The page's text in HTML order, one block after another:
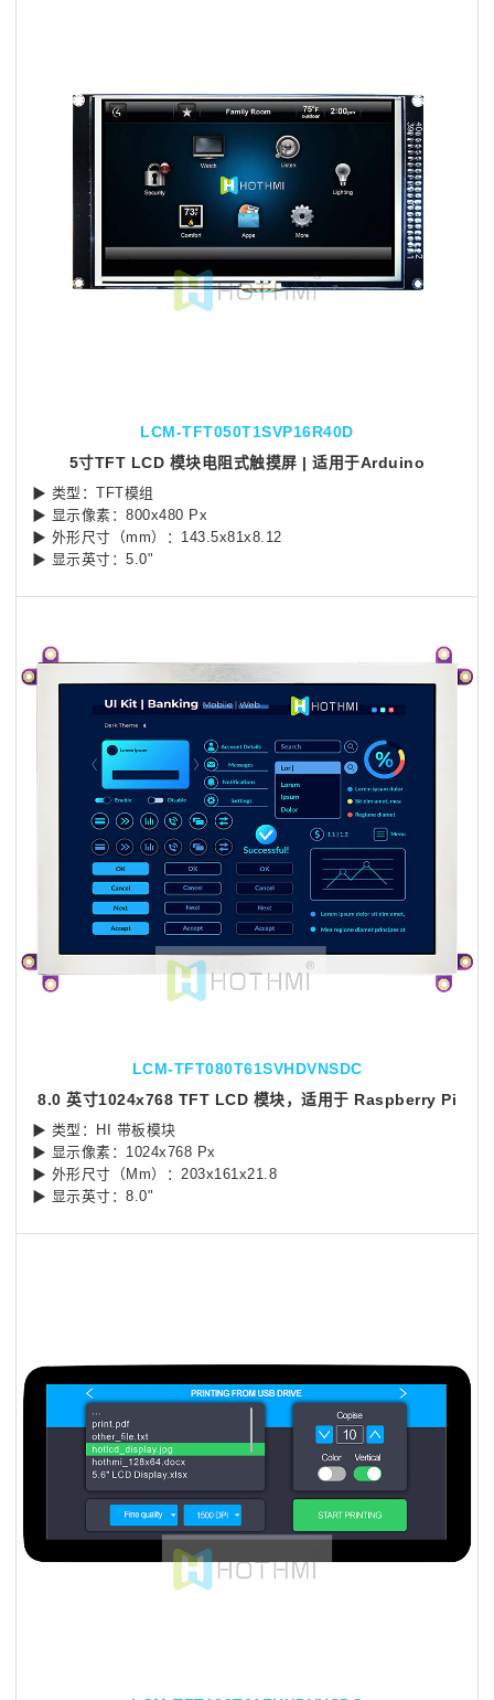
LCM-TFT050T1SVP16R40D
5寸TFT LCD 模块电阻式触摸屏 | 适用于Arduino
▶ 类型：TFT模组
▶ 显示像素：800x480 Px
▶ 外形尺寸（mm）：143.5x81x8.12
▶ 显示英寸：5.0"
LCM-TFT080T61SVHDVNSDC
8.0 英寸1024x768 TFT LCD 模块，适用于 Raspberry Pi
▶ 类型：HI 带板模块
▶ 显示像素：1024x768 Px
▶ 外形尺寸（Mm）：203x161x21.8
▶ 显示英寸：8.0"